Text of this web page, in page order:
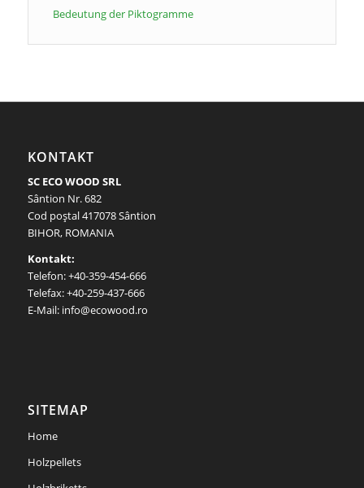
Bedeutung der Piktogramme
KONTAKT
SC ECO WOOD SRL
Sântion Nr. 682
Cod poştal 417078 Sântion
BIHOR, ROMANIA
Kontakt:
Telefon: +40-359-454-666
Telefax: +40-259-437-666
E-Mail: info@ecowood.ro
SITEMAP
Home
Holzpellets